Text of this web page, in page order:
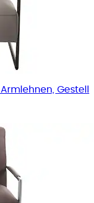
Gestell